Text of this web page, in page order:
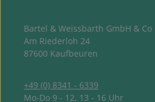
Bartel & Weissbarth GmbH & Co
Am Riederloh 24
87600 Kaufbeuren
+49 (0) 8341 - 6339
Mo-Do 9 - 12, 13 - 16 Uhr